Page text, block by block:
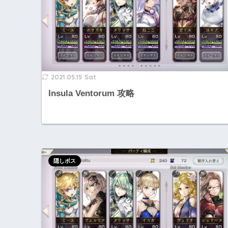
2021.05.15 Sat
Insula Ventorum 攻略
隠しボス